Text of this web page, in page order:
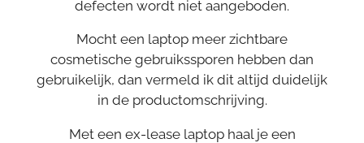
defecten wordt niet aangeboden.
Mocht een laptop meer zichtbare
cosmetische gebruikssporen hebben dan
gebruikelijk, dan vermeld ik dit altijd duidelijk
in de productomschrijving.
Met een ex-lease laptop haal je een